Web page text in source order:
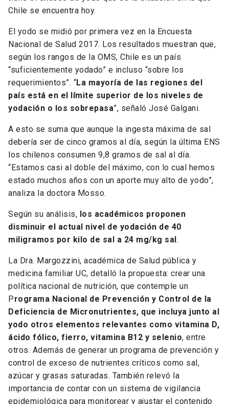
Chile se encuentra hoy.
El yodo se midió por primera vez en la Encuesta
Nacional de Salud 2017. Los resultados muestran que,
según los rangos de la OMS, Chile es un país
“suficientemente yodado” e incluso “sobre los
requerimientos”. “La mayoría de las regiones del
país está en el límite superior de los niveles de
yodación o los sobrepasa”, señaló José Galgani.
A esto se suma que aunque la ingesta máxima de sal
debería ser de cinco gramos al día, según la última ENS
los chilenos consumen 9,8 gramos de sal al día.
“Estamos casi al doble del máximo, con lo cual hemos
estado muchos años con un aporte muy alto de yodo”,
analiza la doctora Mosso.
Según su análisis, los académicos proponen
disminuir el actual nivel de yodación de 40
miligramos por kilo de sal a 24 mg/kg sal.
La Dra. Margozzini, académica de Salud pública y
medicina familiar UC, detalló la propuesta: crear una
política nacional de nutrición, que contemple un
Programa Nacional de Prevención y Control de la
Deficiencia de Micronutrientes, que incluya junto al
yodo otros elementos relevantes como vitamina D,
ácido fólico, fierro, vitamina B12 y selenio, entre
otros. Además de generar un programa de prevención y
control de exceso de nutrientes críticos como sal,
azúcar y grasas saturadas. También relevó la
importancia de contar con un sistema de vigilancia
epidemiológica para monitorear y ajustar el contenido